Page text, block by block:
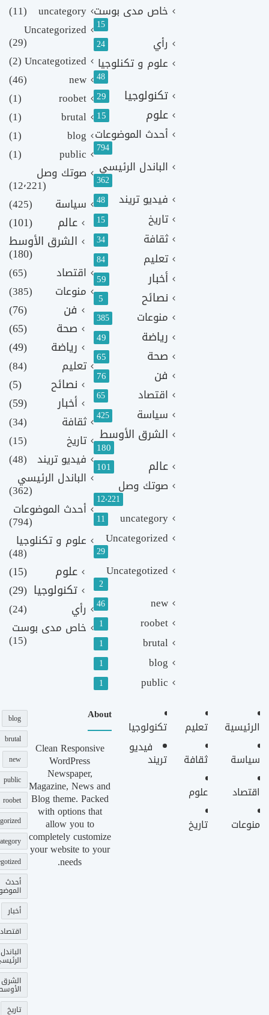
خاص مدى بوست
15
رأي 24
علوم و تكنلوجيا
48
تكنولوجيا 29
علوم 15
أحدث الموضوعات
794
الباندل الرئيسي
362
فيديو تريند 48
تاريخ 15
ثقافة 34
تعليم 84
أخبار 59
نصائح 5
منوعات 385
رياضة 49
صحة 65
فن 76
اقتصاد 65
سياسة 425
الشرق الأوسط
180
عالم 101
صوتك وصل
12٬221
uncategory
11
Uncategorized
29
Uncategotized
2
new
46
roobet
1
brutal
1
blog
1
public
1
uncategory
(11)
Uncategorized
(29)
Uncategotized
(2)
new
(46)
roobet
(1)
brutal
(1)
blog
(1)
public
(1)
صوتك وصل
(12٬221)
سياسة
(425)
عالم
(101)
الشرق الأوسط
(180)
اقتصاد
(65)
منوعات
(385)
فن
(76)
صحة
(65)
رياضة
(49)
تعليم (84)
نصائح
(5)
أخبار
(59)
ثقافة
(34)
تاريخ
(15)
فيديو تريند (48)
الباندل الرئيسي
(362)
أحدث الموضوعات
(794)
علوم و تكنلوجيا
(48)
علوم
(15)
تكنولوجيا (29)
رأي
(24)
خاص مدى بوست
(15)
الرئيسية
سياسة
اقتصاد
منوعات
تعليم
ثقافة
علوم
تاريخ
تكنولوجيا
فيديو
تريند
About
Clean Responsive
WordPress
Newspaper,
Magazine, News and
Blog theme. Packed
with options that
allow you to
completely customize
your website to your
needs.
blog
brutal
new
public
roobet
أحدث
أخبار
اقتصاد
الباندل
الشرق
تاريخ